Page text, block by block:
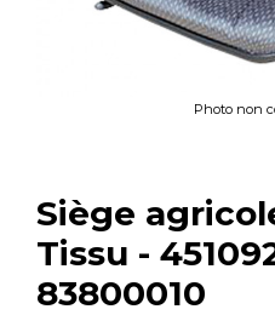
Siège
Tissu -
83800010
Photo non